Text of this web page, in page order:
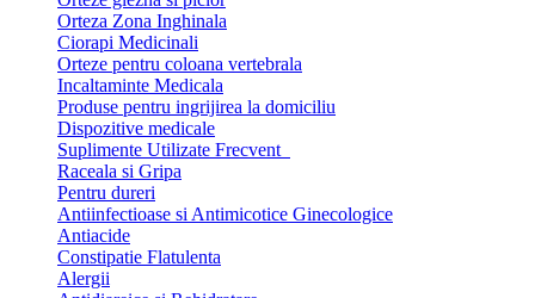
Orteza Zona Inghinala
Ciorapi Medicinali
Orteze pentru coloana vertebrala
Incaltaminte Medicala
Produse pentru ingrijirea la domiciliu
Dispozitive medicale
Suplimente Utilizate Frecvent
Raceala si Gripa
Pentru dureri
Antiinfectioase si Antimicotice Ginecologice
Antiacide
Constipatie Flatulenta
Alergii